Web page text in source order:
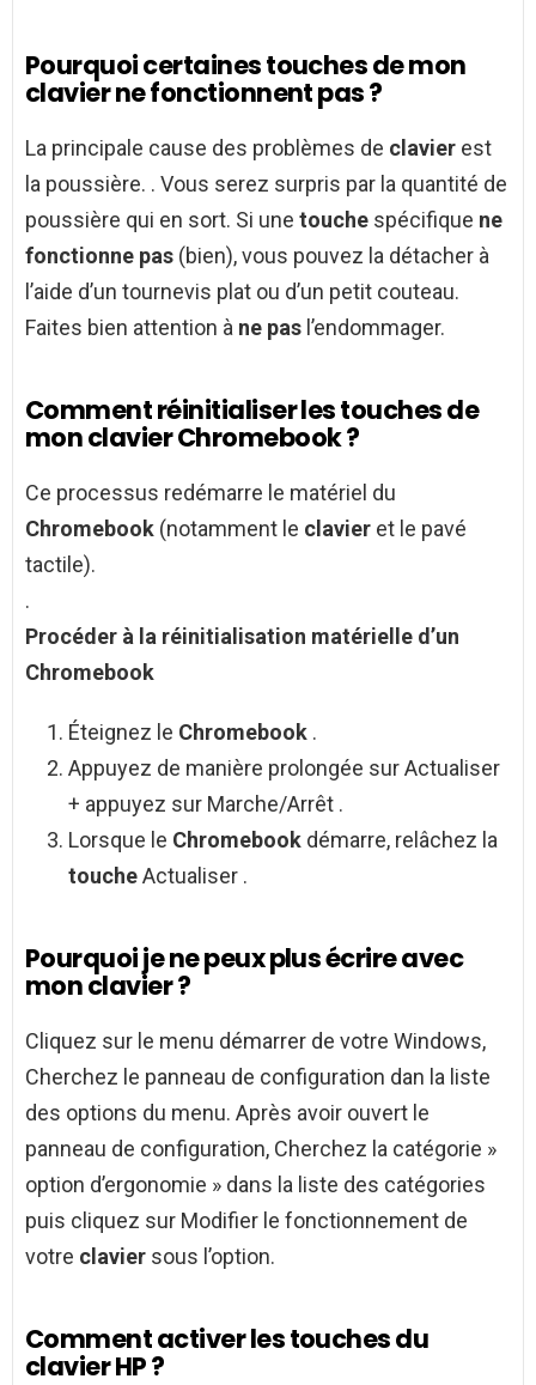
Pourquoi certaines touches de mon
clavier ne fonctionnent pas ?
La principale cause des problèmes de clavier est
la poussière. . Vous serez surpris par la quantité de
poussière qui en sort. Si une touche spécifique ne
fonctionne pas (bien), vous pouvez la détacher à
l’aide d’un tournevis plat ou d’un petit couteau.
Faites bien attention à ne pas l’endommager.
Comment réinitialiser les touches de
mon clavier Chromebook ?
Ce processus redémarre le matériel du
Chromebook (notamment le clavier et le pavé
tactile).
.
Procéder à la réinitialisation matérielle d’un
Chromebook
Éteignez le Chromebook .
Appuyez de manière prolongée sur Actualiser
+ appuyez sur Marche/Arrêt .
Lorsque le Chromebook démarre, relâchez la
toucheActualiser .
Pourquoi je ne peux plus écrire avec
mon clavier ?
Cliquez sur le menu démarrer de votre Windows,
Cherchez le panneau de configuration dan la liste
des options du menu. Après avoir ouvert le
panneau de configuration, Cherchez la catégorie »
option d’ergonomie » dans la liste des catégories
puis cliquez sur Modifier le fonctionnement de
votre clavier sous l’option.
Comment activer les touches du
clavier HP ?